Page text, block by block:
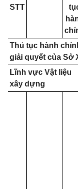
STT
Thủ tục hành
giải quyết của Sở
Lĩnh vực Vật liệu
xây dựng